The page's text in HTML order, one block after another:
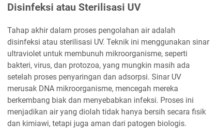
Disinfeksi atau Sterilisasi UV
Tahap akhir dalam proses pengolahan air adalah
disinfeksi atau sterilisasi UV. Teknik ini menggunakan sinar
ultraviolet untuk membunuh mikroorganisme, seperti
bakteri, virus, dan protozoa, yang mungkin masih ada
setelah proses penyaringan dan adsorpsi. Sinar UV
merusak DNA mikroorganisme, mencegah mereka
berkembang biak dan menyebabkan infeksi. Proses ini
menjadikan air yang diolah tidak hanya bersih secara fisik
dan kimiawi, tetapi juga aman dari patogen biologis.